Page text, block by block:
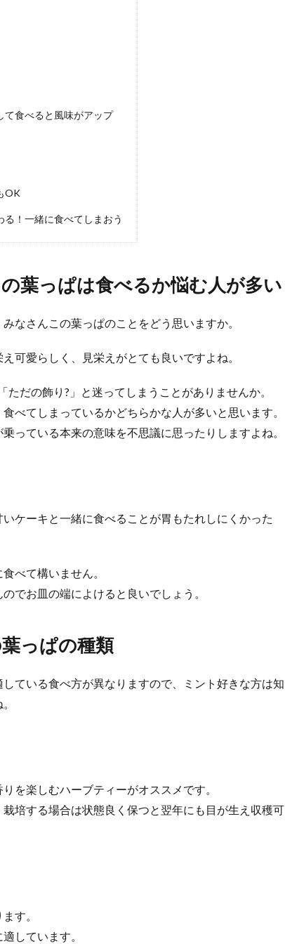
お弁当に！シュウマイをアレンジして脱マンネリ弁当
当の定番！チルドや冷凍のシュウマイもスーパーで、よく目にします。しかし
ニとトマト缶で作る夏野菜たっぷり簡単レシピ
の、余ってしまうこともありますよね。 そこで冷凍保存を考えますが、豆乳
お弁当用にアレンジ！おすすめレシピをご紹介
て食べると風味がアップ
OK
！一緒に食べてしまおう
葉っぱは食べるか悩む人が多い
なさんこの葉っぱのことをどう思いますか。
可愛らしく、見栄えがとても良いですよね。
だの飾り?」と迷ってしまうことがありませんか。
べてしまっているかどちらかな人が多いと思います。
っている本来の意味を不思議に思ったりしますよね。
ケーキと一緒に食べることが胃もたれしにくかった
べて構いません。
でお皿の端によけると良いでしょう。
っぱの種類
ている食べ方が異なりますので、ミント好きな方は知
を楽しむハーブティーがオススメです。
培する場合は状態良く保つと翌年にも目が生え収穫可
す。
しています。